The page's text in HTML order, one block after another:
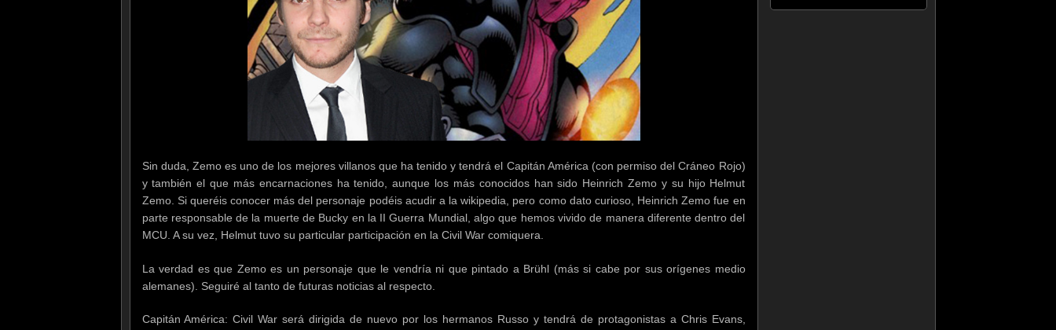
Sin duda, Zemo es uno de los mejores villanos que ha tenido y tendrá el Capitán América (con permiso del Cráneo Rojo)
y también el que más encarnaciones ha tenido, aunque los más conocidos han sido Heinrich Zemo y su hijo Helmut
Zemo. Si queréis conocer más del personaje podéis acudir a la wikipedia, pero como dato curioso, Heinrich Zemo fue en
parte responsable de la muerte de Bucky en la II Guerra Mundial, algo que hemos vivido de manera diferente dentro del
MCU. A su vez, Helmut tuvo su particular participación en la Civil War comiquera.
La verdad es que Zemo es un personaje que le vendría ni que pintado a Brühl (más si cabe por sus orígenes medio
alemanes). Seguiré al tanto de futuras noticias al respecto.
Capitán América: Civil War será dirigida de nuevo por los hermanos Russo y tendrá de protagonistas a Chris Evans,